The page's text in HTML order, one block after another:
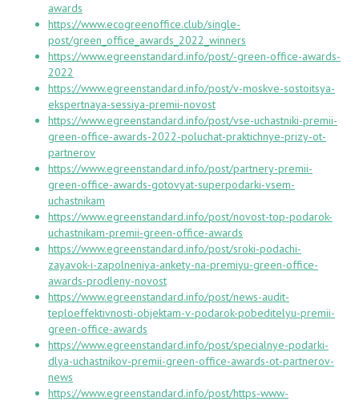
awards
https://www.ecogreenoffice.club/single-
post/green_office_awards_2022_winners
https://www.egreenstandard.info/post/-green-office-awards-
2022
https://www.egreenstandard.info/post/v-moskve-sostoitsya-
ekspertnaya-sessiya-premii-novost
https://www.egreenstandard.info/post/vse-uchastniki-premii-
green-office-awards-2022-poluchat-praktichnye-prizy-ot-
partnerov
https://www.egreenstandard.info/post/partnery-premii-
green-office-awards-gotovyat-superpodarki-vsem-
uchastnikam
https://www.egreenstandard.info/post/novost-top-podarok-
uchastnikam-premii-green-office-awards
https://www.egreenstandard.info/post/sroki-podachi-
zayavok-i-zapolneniya-ankety-na-premiyu-green-office-
awards-prodleny-novost
https://www.egreenstandard.info/post/news-audit-
teploeffektivnosti-objektam-v-podarok-pobeditelyu-premii-
green-office-awards
https://www.egreenstandard.info/post/specialnye-podarki-
dlya-uchastnikov-premii-green-office-awards-ot-partnerov-
news
https://www.egreenstandard.info/post/https-www-